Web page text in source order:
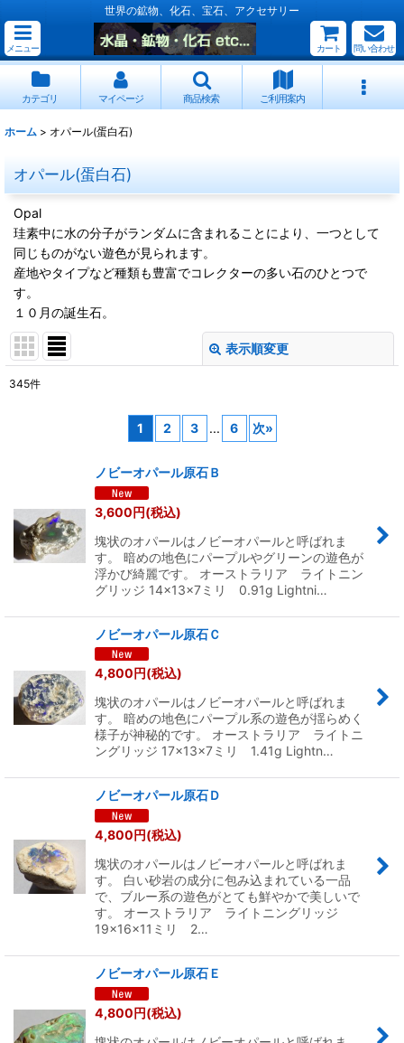
世界の鉱物、化石、宝石、アクセサリー
メニュー カート 問い合わせ
カテゴリ マイページ 商品検索 ご利用案内
ホーム > オパール(蛋白石)
オパール(蛋白石)
Opal
珪素中に水の分子がランダムに含まれることにより、一つとして
同じものがない遊色が見られます。
産地やタイプなど種類も豊富でコレクターの多い石のひとつで
す。
１０月の誕生石。
表示順変更
絞り込む
345件
1 2 3 ... 6 次»
ノビーオパール原石Ｂ
3,600円(税込)
塊状のオパールはノビーオパールと呼ばれま
す。 暗めの地色にパープルやグリーンの遊色が
浮かび綺麗です。 オーストラリア ライトニン
グリッジ 14×13×7ミリ 0.91g Lightni…
ノビーオパール原石Ｃ
4,800円(税込)
塊状のオパールはノビーオパールと呼ばれま
す。 暗めの地色にパープル系の遊色が揺らめく
様子が神秘的です。 オーストラリア ライトニ
ングリッジ 17×13×7ミリ 1.41g Lightn…
ノビーオパール原石Ｄ
4,800円(税込)
塊状のオパールはノビーオパールと呼ばれま
す。 白い砂岩の成分に包み込まれている一品
で、ブルー系の遊色がとても鮮やかで美しいで
す。 オーストラリア ライトニングリッジ
19×16×11ミリ 2…
ノビーオパール原石Ｅ
4,800円(税込)